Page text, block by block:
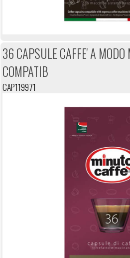
36 CAPSULE CAFFE' A
COMPATIB
CAP119971